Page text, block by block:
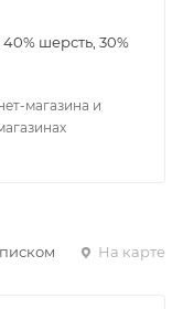
40% шерсть, 30%
магазина и
На карте